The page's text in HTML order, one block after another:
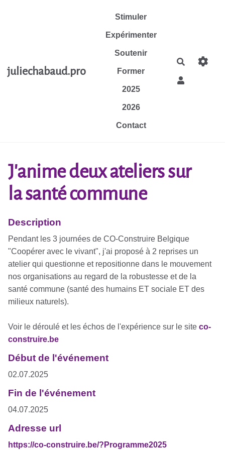
juliechabaud.pro
Stimuler
Expérimenter
Soutenir
Former
2025
2026
Contact
Rechercher
J'anime deux ateliers sur
la santé commune
Description
Pendant les 3 journées de CO-Construire Belgique
"Coopérer avec le vivant", j'ai proposé à 2 reprises un
atelier qui questionne et repositionne dans le mouvement
nos organisations au regard de la robustesse et de la
santé commune (santé des humains ET sociale ET des
milieux naturels).
Voir le déroulé et les échos de l'expérience sur le site co-
construire.be
Début de l'événement
02.07.2025
Fin de l'événement
04.07.2025
Adresse url
https://co-construire.be/?Programme2025